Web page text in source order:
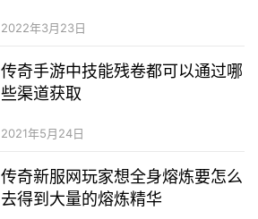
2022年3月23日
传奇手游中技能残卷都可以通过哪
些渠道获取
2021年5月24日
传奇新服网玩家想全身熔炼要怎么
去得到大量的熔炼精华